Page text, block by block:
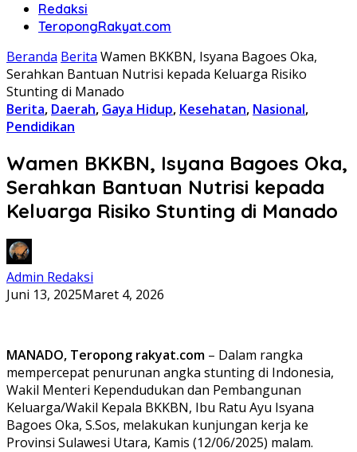
Redaksi
TeropongRakyat.com
Beranda Berita Wamen BKKBN, Isyana Bagoes Oka,
Serahkan Bantuan Nutrisi kepada Keluarga Risiko
Stunting di Manado
Berita, Daerah, Gaya Hidup, Kesehatan, Nasional,
Pendidikan
Wamen BKKBN, Isyana Bagoes Oka,
Serahkan Bantuan Nutrisi kepada
Keluarga Risiko Stunting di Manado
Admin Redaksi
Juni 13, 2025Maret 4, 2026
MANADO, Teropong rakyat.com – Dalam rangka
mempercepat penurunan angka stunting di Indonesia,
Wakil Menteri Kependudukan dan Pembangunan
Keluarga/Wakil Kepala BKKBN, Ibu Ratu Ayu Isyana
Bagoes Oka, S.Sos, melakukan kunjungan kerja ke
Provinsi Sulawesi Utara, Kamis (12/06/2025) malam.